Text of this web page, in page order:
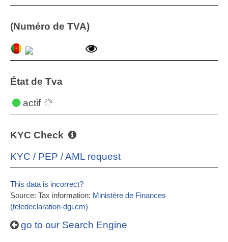
(Numéro de TVA)
État de Tva
actif
KYC Check
KYC / PEP / AML request
This data is incorrect?
Source: Tax information: Ministère de Finances
(teledeclaration-dgi.cm)
go to our Search Engine